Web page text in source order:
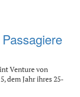
Venture von
dem Jahr ihres 25-